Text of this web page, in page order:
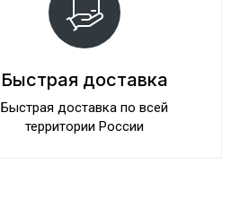
Быстрая доставка
Быстрая доставка по всей
территории России